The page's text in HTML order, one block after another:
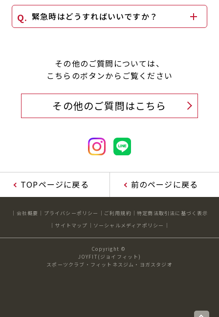
緊急時はどうすればいいですか？
その他のご質問については、
こちらのボタンからご覧ください
その他のご質問はこちら
TOPページに戻る 前のページに戻る
会社概要 プライバシーポリシー ご利用規約
特定商法取引法に基づく表示
サイトマップ
ソーシャルメディアポリシー
Copyright ©
JOYFIT(ジョイフィット)
スポーツクラブ・フィットネスジム・ヨガスタジオ